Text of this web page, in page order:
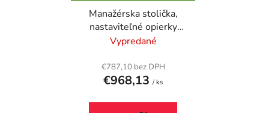
Manažérska stolička,
nastaviteľné opierky
rúk, sieťové operadlo,
"Mirus", čierna
Vypredané
€787,10 bez DPH
€968,13 / ks